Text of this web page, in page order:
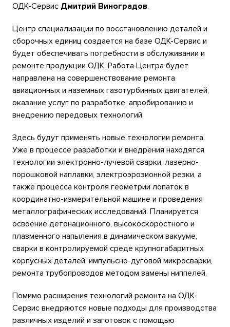
ОДК-Сервис Дмитрий Виноградов.
Центр специализации по восстановлению деталей и
сборочных единиц создается на базе ОДК-Сервис и
будет обеспечивать потребности в обслуживании и
ремонте продукции ОДК. Работа Центра будет
направлена на совершенствование ремонта
авиационных и наземных газотурбинных двигателей,
оказание услуг по разработке, апробированию и
внедрению передовых технологий.
Здесь будут применять новые технологии ремонта.
Уже в процессе разработки и внедрения находятся
технологии электронно-лучевой сварки, лазерно-
порошковой наплавки, электроэрозионной резки, а
также процесса контроля геометрии лопаток в
координатно-измерительной машине и проведения
металлографических исследований. Планируется
освоение детонационного, высокоскоростного и
плазменного напыления в динамическом вакууме,
сварки в контролируемой среде крупногабаритных
корпусных деталей, импульсно-дуговой микросварки,
ремонта трубопроводов методом замены ниппелей.
Помимо расширения технологий ремонта на ОДК-
Сервис внедряются новые подходы для производства
различных изделий и заготовок с помощью